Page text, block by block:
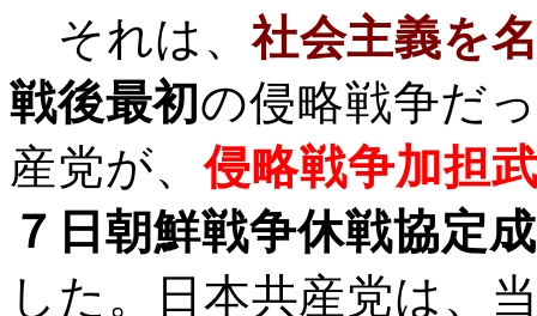
それは、社会主義を
戦後最初の侵略戦争だ
産党が、侵略戦争加担
７日朝鮮戦争休戦協定
した。日本共産党は、